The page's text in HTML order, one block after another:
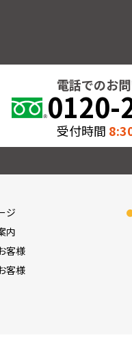
電話でのお
0120-
受付時間
ジ
内
客様
客様